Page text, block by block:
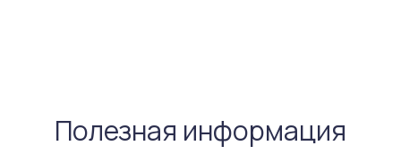
Полезная информация
Политикой